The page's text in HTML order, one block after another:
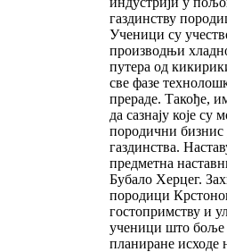
газдинству
Ученици су
производњи
путера од
све фазе
прераде. Такође,
да сазнају које су
породични бизнис
газдинства.
предметна
Бубало Херцег.
породици
гостопримству и
ученици што боље
планиране исходе